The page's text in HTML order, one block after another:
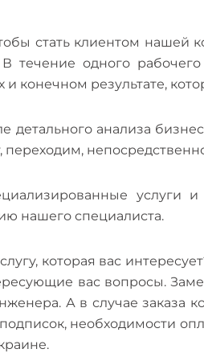
стать клиентом нашей
течение одного
и конечном результате,
детального анализа
переходим,
услуги
нашего специалиста.
которая вас
вас вопросы.
А в случае
необходимости